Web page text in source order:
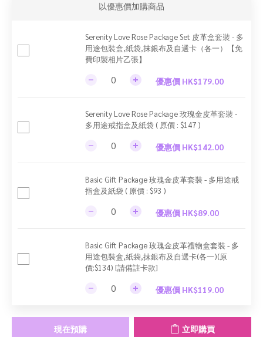
以優惠價加購商品
Serenity Love Rose Package Set 皮革盒套裝 - 多
用途包裝盒,紙袋,抹銀布及自選卡（各一）【免
費印製相片乙張】
優惠價 HK$179.00
Serenity Love Rose Package 玫瑰金皮革套裝 -
多用途戒指盒及紙袋 ( 原價 : $147 )
優惠價 HK$142.00
Basic Gift Package 玫瑰金皮革套裝 - 多用途戒
指盒及紙袋 ( 原價 : $93 )
優惠價 HK$89.00
Basic Gift Package 玫瑰金皮革禮物盒套裝 - 多
用途包裝盒,紙袋,抹銀布及自選卡(各一)(原
價:$134) [請備註卡款]
優惠價 HK$119.00
現在預購 立即購買